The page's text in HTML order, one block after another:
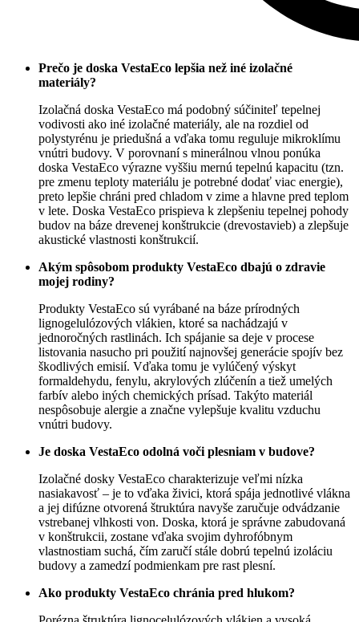
Prečo je doska VestaEco lepšia než iné izolačné
materiály?
Izolačná doska VestaEco má podobný súčiniteľ tepelnej
vodivosti ako iné izolačné materiály, ale na rozdiel od
polystyrénu je priedušná a vďaka tomu reguluje mikroklímu
vnútri budovy. V porovnaní s minerálnou vlnou ponúka
doska VestaEco výrazne vyššiu mernú tepelnú kapacitu (tzn.
pre zmenu teploty materiálu je potrebné dodať viac energie),
preto lepšie chráni pred chladom v zime a hlavne pred teplom
v lete. Doska VestaEco prispieva k zlepšeniu tepelnej pohody
budov na báze drevenej konštrukcie (drevostavieb) a zlepšuje
akustické vlastnosti konštrukcií.
Akým spôsobom produkty VestaEco dbajú o zdravie
mojej rodiny?
Produkty VestaEco sú vyrábané na báze prírodných
lignogelulózových vlákien, ktoré sa nachádzajú v
jednoročných rastlinách. Ich spájanie sa deje v procese
listovania nasucho pri použití najnovšej generácie spojív bez
škodlivých emisií. Vďaka tomu je vylúčený výskyt
formaldehydu, fenylu, akrylových zlúčenín a tiež umelých
farbív alebo iných chemických prísad. Takýto materiál
nespôsobuje alergie a značne vylepšuje kvalitu vzduchu
vnútri budovy.
Je doska VestaEco odolná voči plesniam v budove?
Izolačné dosky VestaEco charakterizuje veľmi nízka
nasiakavosť – je to vďaka živici, ktorá spája jednotlivé vlákna
a jej difúzne otvorená štruktúra navyše zaručuje odvádzanie
vstrebanej vlhkosti von. Doska, ktorá je správne zabudovaná
v konštrukcii, zostane vďaka svojim dyhrofóbnym
vlastnostiam suchá, čím zaručí stále dobrú tepelnú izoláciu
budovy a zamedzí podmienkam pre rast plesní.
Ako produkty VestaEco chránia pred hlukom?